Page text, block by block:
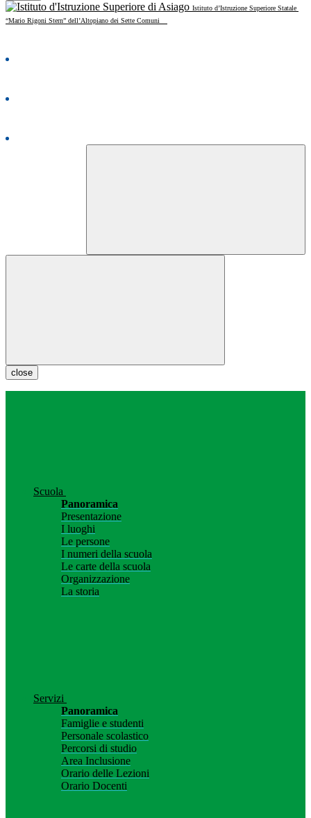
Istituto d’Istruzione Superiore Statale
“Mario Rigoni Stern” dell’Altopiano dei Sette Comuni
close
Scuola
Panoramica
Presentazione
I luoghi
Le persone
I numeri della scuola
Le carte della scuola
Organizzazione
La storia
Servizi
Panoramica
Famiglie e studenti
Personale scolastico
Percorsi di studio
Area Inclusione
Orario delle Lezioni
Orario Docenti